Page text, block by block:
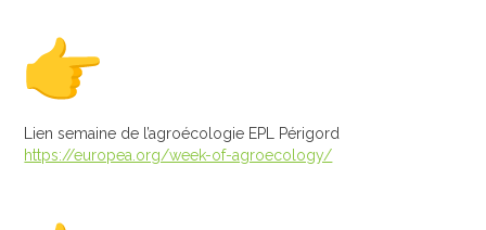
Lien semaine de l’agroécologie EPL Périgord
https://europea.org/week-of-agroecology/